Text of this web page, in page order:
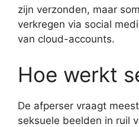
zijn verzonden, maar
verkregen via social
van cloud-accounts.
Hoe werkt
De afperser vraagt
seksuele beelden in ruil